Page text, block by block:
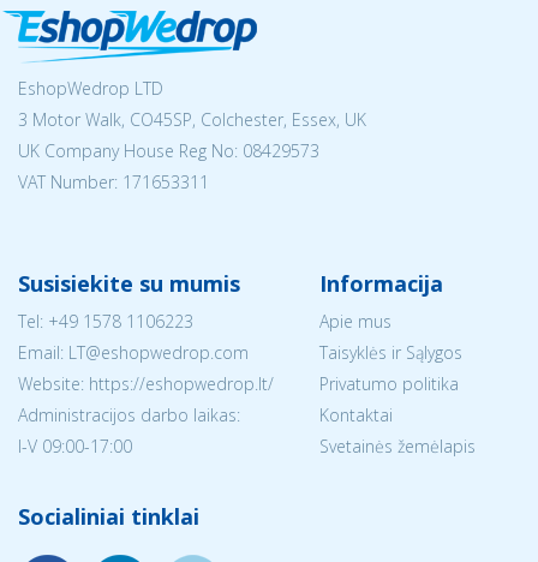
EshopWedrop LTD
3 Motor Walk, CO45SP, Colchester, Essex, UK
UK Company House Reg No: 08429573
VAT Number: 171653311
Susisiekite su mumis
Tel: +49 1578 1106223
Email: LT@eshopwedrop.com
Website: https://eshopwedrop.lt/
Administracijos darbo laikas:
I-V 09:00-17:00
Informacija
Apie mus
Taisyklės ir Sąlygos
Privatumo politika
Kontaktai
Svetainės žemėlapis
Socialiniai tinklai